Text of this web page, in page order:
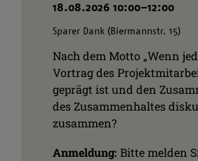
18.08.2026 10:00–12:00
Sparer Dank (Biermannstr. 15)
Nach dem Motto „Wenn
Vortrag des
geprägt ist und den
des Zusammenhaltes
zusammen?
Anmeldung: Bitte melden